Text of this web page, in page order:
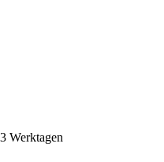
Werktagen